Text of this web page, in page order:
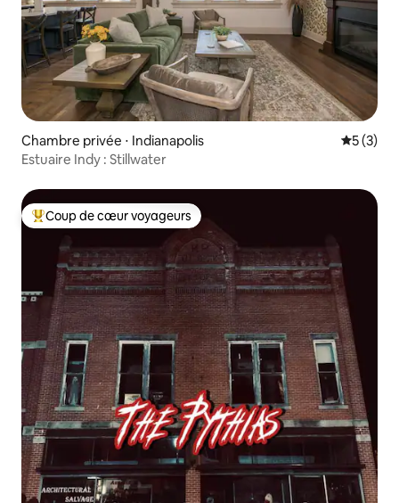
Chambre privée ⋅ Indianapolis
5 (3)
Estuaire Indy : Stillwater
Coups de cœur voyageurs les plus appréciés
Coup de cœur voyageurs